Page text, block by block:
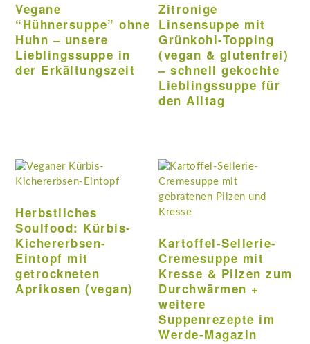
Vegane
“Hühnersuppe” ohne
Huhn – unsere
Lieblingssuppe in
der Erkältungszeit
Zitronige
Linsensuppe mit
Grünkohl-Topping
(vegan & glutenfrei)
– schnell gekochte
Lieblingssuppe für
den Alltag
Herbstliches
Soulfood: Kürbis-
Kichererbsen-
Eintopf mit
getrockneten
Aprikosen (vegan)
Kartoffel-Sellerie-
Cremesuppe mit
Kresse & Pilzen zum
Durchwärmen +
weitere
Suppenrezepte im
Werde-Magazin